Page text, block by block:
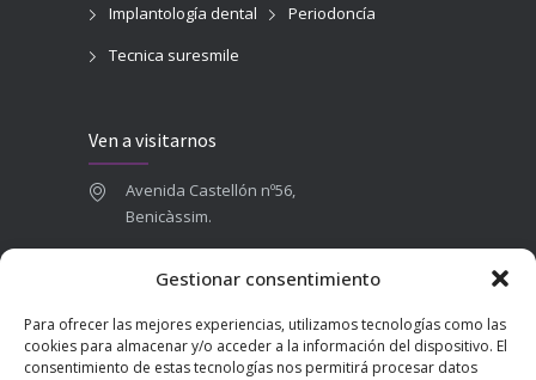
Gestionar consentimiento
Para ofrecer las mejores experiencias, utilizamos tecnologías como las
cookies para almacenar y/o acceder a la información del dispositivo. El
consentimiento de estas tecnologías nos permitirá procesar datos
Implantología dental
Periodoncía
Tecnica suresmile
Ven a visitarnos
Avenida Castellón nº56,
Benicàssim.
665 787 673
admin@clinicadentalbenicasim.com